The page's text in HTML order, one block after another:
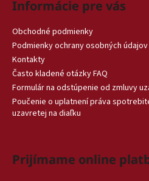
Informácie pre vás
Obchodné podmienky
Podmienky ochrany osobných údajov
Kontakty
Často kladené otázky FAQ
Formulár na odstúpenie od zmluvy
Poučenie o uplatnení práva
uzavretej na diaľku
Prijímame online